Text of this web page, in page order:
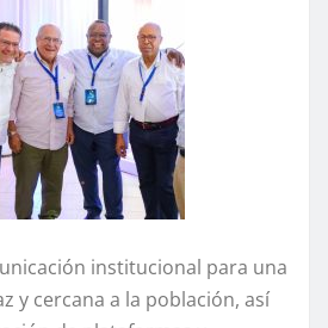
institucional para una
y cercana a la población, así